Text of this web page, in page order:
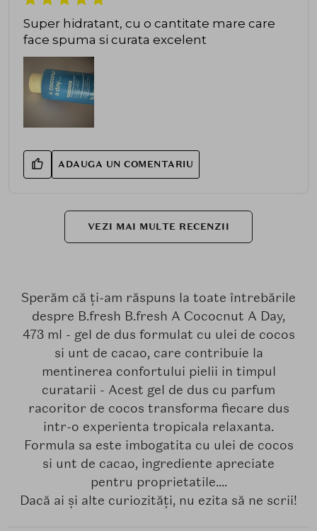
Super hidratant, cu o cantitate mare care
face spuma si curata excelent
ADAUGA UN COMENTARIU
VEZI MAI MULTE RECENZII
Sperăm că ți-am răspuns la toate întrebările
despre B.fresh B.fresh A Cococnut A Day,
473 ml - gel de dus formulat cu ulei de cocos
si unt de cacao, care contribuie la
mentinerea confortului pielii in timpul
curatarii - Acest gel de dus cu parfum
racoritor de cocos transforma fiecare dus
intr-o experienta tropicala relaxanta.
Formula sa este imbogatita cu ulei de cocos
si unt de cacao, ingrediente apreciate
pentru proprietatile....
Dacă ai și alte curiozități, nu ezita să ne scrii!